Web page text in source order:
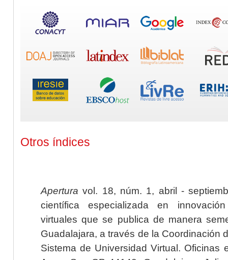
Otros índices
Apertura vol. 18, núm. 1, abril -
científica especializada en
virtuales que se publica de manera
Guadalajara, a través de la Coordinación
Sistema de Universidad Virtual. Oficinas